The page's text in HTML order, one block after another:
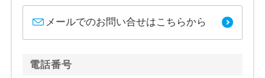
メールでのお問い合せはこちらから
電話番号